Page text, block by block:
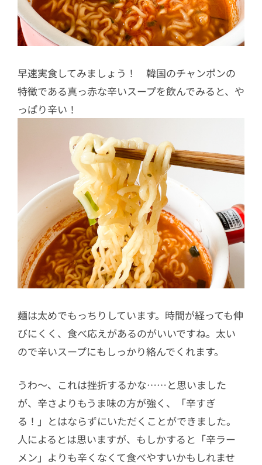
早速実食してみましょう！ 韓国のチャンポンの
特徴である真っ赤な辛いスープを飲んでみると、や
っぱり辛い！
麺は太めでもっちりしています。時間が経っても伸
びにくく、食べ応えがあるのがいいですね。太い
ので辛いスープにもしっかり絡んでくれます。
うわ〜、これは挫折するかな……と思いました
が、辛さよりもうま味の方が強く、「辛すぎ
る！」とはならずにいただくことができました。
人によるとは思いますが、もしかすると「辛ラー
メン」よりも辛くなくて食べやすいかもしれませ